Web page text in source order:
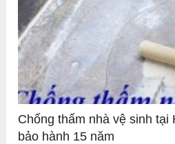
Chống thấm nhà vệ sinh
bảo hành 15 năm